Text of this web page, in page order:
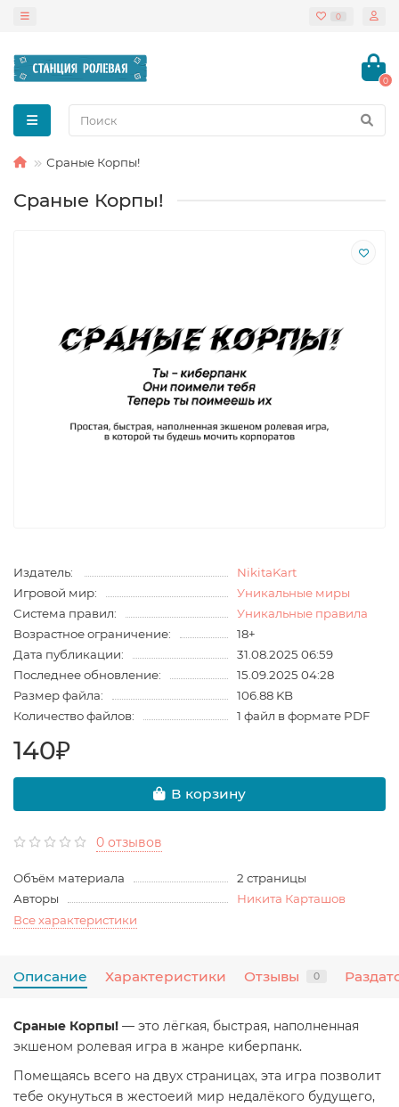
0
0
Сраные Корпы!
Сраные Корпы!
Издатель:
NikitaKart
Игровой мир:
Уникальные миры
Система правил:
Уникальные правила
Возрастное ограничение:
18+
Дата публикации:
31.08.2025 06:59
Последнее обновление:
15.09.2025 04:28
Размер файла:
106.88 KB
Количество файлов:
1 файл в формате PDF
140₽
В корзину
0 отзывов
Объём материала
2 страницы
Авторы
Никита Карташов
Все характеристики
Описание Характеристики Отзывы 0
Сраные Корпы! — это лёгкая, быстрая, наполненная
экшеном ролевая игра в жанре киберпанк.
Помещаясь всего на двух страницах, эта игра позволит
тебе окунуться в жестоеий мир недалёкого будущего,